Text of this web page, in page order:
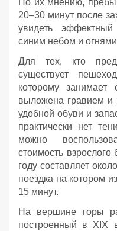
По их мнению,
20–30 минут после
увидеть
синим небом и
Для тех, кто
существует
которому
выложена гравием и
удобной обуви и
практически нет
можно
стоимость
году составляет
поездка на котором
15 минут.
На вершине горы
построенный в XIX